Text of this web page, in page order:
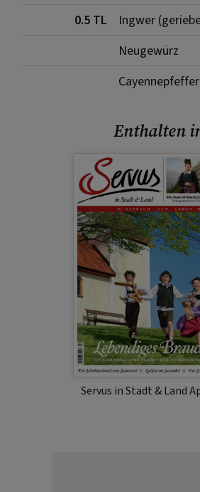
0.5 TL
Ingwer
Neugewürz
Cayennepfeffer
Enthalten
Servus in Stadt & Land